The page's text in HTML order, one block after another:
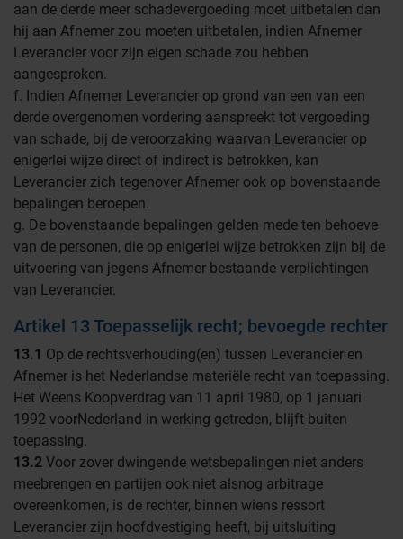
aan de derde meer schadevergoeding moet uitbetalen dan
hij aan Afnemer zou moeten uitbetalen, indien Afnemer
Leverancier voor zijn eigen schade zou hebben
aangesproken.
f. Indien Afnemer Leverancier op grond van een van een
derde overgenomen vordering aanspreekt tot vergoeding
van schade, bij de veroorzaking waarvan Leverancier op
enigerlei wijze direct of indirect is betrokken, kan
Leverancier zich tegenover Afnemer ook op bovenstaande
bepalingen beroepen.
g. De bovenstaande bepalingen gelden mede ten behoeve
van de personen, die op enigerlei wijze betrokken zijn bij de
uitvoering van jegens Afnemer bestaande verplichtingen
van Leverancier.
Artikel 13 Toepasselijk recht; bevoegde rechter
13.1 Op de rechtsverhouding(en) tussen Leverancier en
Afnemer is het Nederlandse materiële recht van toepassing.
Het Weens Koopverdrag van 11 april 1980, op 1 januari
1992 voorNederland in werking getreden, blijft buiten
toepassing.
13.2 Voor zover dwingende wetsbepalingen niet anders
meebrengen en partijen ook niet alsnog arbitrage
overeenkomen, is de rechter, binnen wiens ressort
Leverancier zijn hoofdvestiging heeft, bij uitsluiting